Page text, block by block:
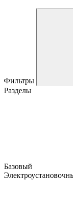
Фильтры
Разделы
Базовый